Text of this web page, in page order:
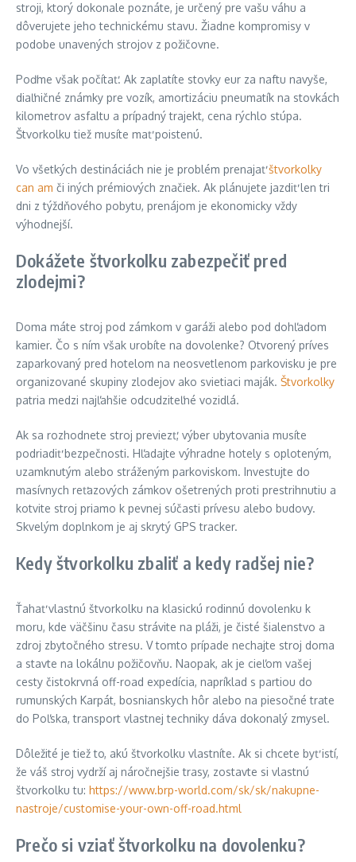
stroji, ktorý dokonale poznáte, je určený pre vašu váhu a
dôverujete jeho technickému stavu. Žiadne kompromisy v
podobe unavených strojov z požičovne.
Poďme však počítať. Ak zaplatíte stovky eur za naftu navyše,
diaľničné známky pre vozík, amortizáciu pneumatík na stovkách
kilometrov asfaltu a prípadný trajekt, cena rýchlo stúpa.
Štvorkolku tiež musíte mať poistenú.
Vo všetkých destináciách nie je problém prenajaťštvorkolky
can am či iných prémiových značiek. Ak plánujete jazdiť len tri
dni z týždňového pobytu, prenájom je ekonomicky vždy
výhodnejší.
Dokážete štvorkolku zabezpečiť pred
zlodejmi?
Doma máte stroj pod zámkom v garáži alebo pod dohľadom
kamier. Čo s ním však urobíte na dovolenke? Otvorený príves
zaparkovaný pred hotelom na neosvetlenom parkovisku je pre
organizované skupiny zlodejov ako svietiaci maják. Štvorkolky
patria medzi najľahšie odcudziteľné vozidlá.
Ak sa rozhodnete stroj previezť, výber ubytovania musíte
podriadiť bezpečnosti. Hľadajte výhradne hotely s oploteným,
uzamknutým alebo stráženým parkoviskom. Investujte do
masívnych reťazových zámkov ošetrených proti prestrihnutiu a
kotvite stroj priamo k pevnej súčasti prívesu alebo budovy.
Skvelým doplnkom je aj skrytý GPS tracker.
Kedy štvorkolku zbaliť a kedy radšej nie?
Ťahať vlastnú štvorkolku na klasickú rodinnú dovolenku k
moru, kde väčšinu času strávite na pláži, je čisté šialenstvo a
zdroj zbytočného stresu. V tomto prípade nechajte stroj doma
a stavte na lokálnu požičovňu. Naopak, ak je cieľom vašej
cesty čistokrvná off-road expedícia, napríklad s partiou do
rumunských Karpát, bosnianskych hôr alebo na piesočné trate
do Poľska, transport vlastnej techniky dáva dokonalý zmysel.
Dôležité je tiež to, akú štvorkolku vlastníte. Ak si chcete byť istí,
že váš stroj vydrží aj náročnejšie trasy, zostavte si vlastnú
štvorkolku tu: https://www.brp-world.com/sk/sk/nakupne-
nastroje/customise-your-own-off-road.html
Prečo si vziať štvorkolku na dovolenku?